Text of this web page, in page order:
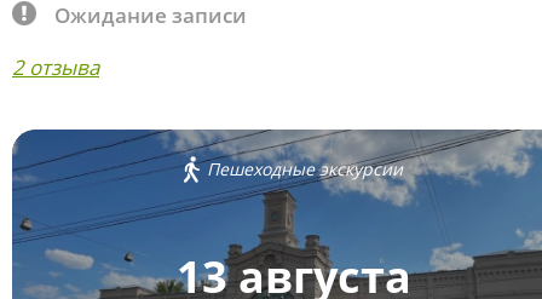
Ожидание записи
2 отзыва
Пешеходные экскурсии
13 августа